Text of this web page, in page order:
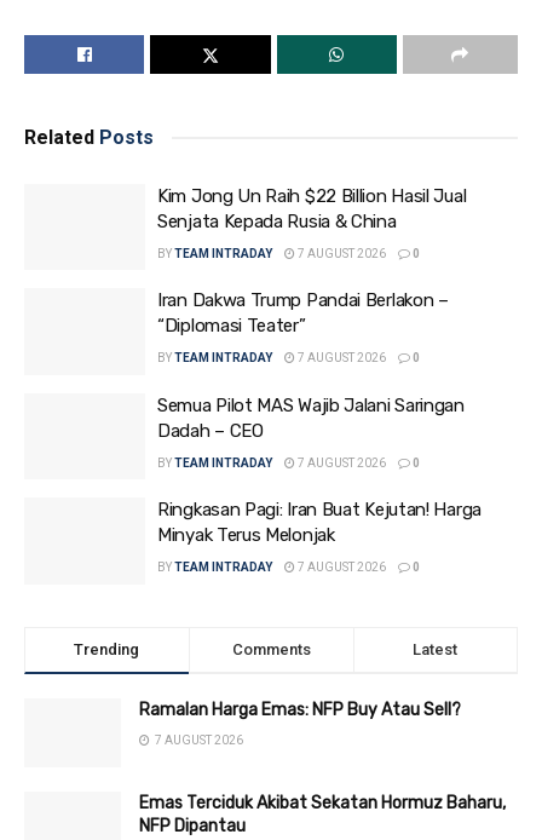
Related Posts
Kim Jong Un Raih $22 Billion Hasil Jual
Senjata Kepada Rusia & China
BYTEAM INTRADAY 7 AUGUST 2026 0
Iran Dakwa Trump Pandai Berlakon –
“Diplomasi Teater”
BYTEAM INTRADAY 7 AUGUST 2026 0
Semua Pilot MAS Wajib Jalani Saringan
Dadah – CEO
BYTEAM INTRADAY 7 AUGUST 2026 0
Ringkasan Pagi: Iran Buat Kejutan! Harga
Minyak Terus Melonjak
BYTEAM INTRADAY 7 AUGUST 2026 0
Trending Comments Latest
Ramalan Harga Emas: NFP Buy Atau Sell?
7 AUGUST 2026
Emas Terciduk Akibat Sekatan Hormuz Baharu,
NFP Dipantau